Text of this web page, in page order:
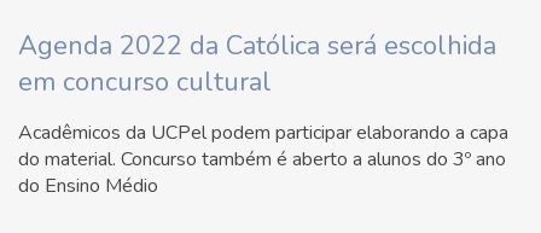
Agenda 2022 da Católica será escolhida
em concurso cultural
Acadêmicos da UCPel podem participar elaborando a capa
do material. Concurso também é aberto a alunos do 3º ano
do Ensino Médio